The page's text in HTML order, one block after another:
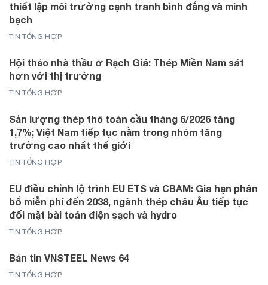
thiết lập môi trường cạnh tranh bình đẳng và minh
bạch
TIN TỔNG HỢP
Hội thảo nhà thầu ở Rạch Giá: Thép Miền Nam sát
hơn với thị trường
TIN TỔNG HỢP
Sản lượng thép thô toàn cầu tháng 6/2026 tăng
1,7%; Việt Nam tiếp tục nằm trong nhóm tăng
trưởng cao nhất thế giới
TIN TỔNG HỢP
EU điều chỉnh lộ trình EU ETS và CBAM: Gia hạn phân
bổ miễn phí đến 2038, ngành thép châu Âu tiếp tục
đối mặt bài toán điện sạch và hydro
TIN TỔNG HỢP
Bản tin VNSTEEL News 64
TIN TỔNG HỢP